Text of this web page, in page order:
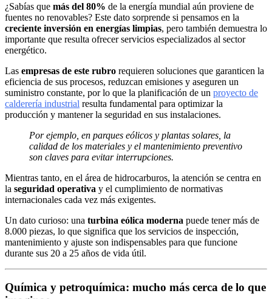
¿Sabías que más del 80% de la energía mundial aún proviene de
fuentes no renovables? Este dato sorprende si pensamos en la
creciente inversión en energías limpias, pero también demuestra lo
importante que resulta ofrecer servicios especializados al sector
energético.
Las empresas de este rubro requieren soluciones que garanticen la
eficiencia de sus procesos, reduzcan emisiones y aseguren un
suministro constante, por lo que la planificación de un proyecto de
calderería industrial resulta fundamental para optimizar la
producción y mantener la seguridad en sus instalaciones.
Por ejemplo, en parques eólicos y plantas solares, la
calidad de los materiales y el mantenimiento preventivo
son claves para evitar interrupciones.
Mientras tanto, en el área de hidrocarburos, la atención se centra en
la seguridad operativa y el cumplimiento de normativas
internacionales cada vez más exigentes.
Un dato curioso: una turbina eólica moderna puede tener más de
8.000 piezas, lo que significa que los servicios de inspección,
mantenimiento y ajuste son indispensables para que funcione
durante sus 20 a 25 años de vida útil.
Química y petroquímica: mucho más cerca de lo que